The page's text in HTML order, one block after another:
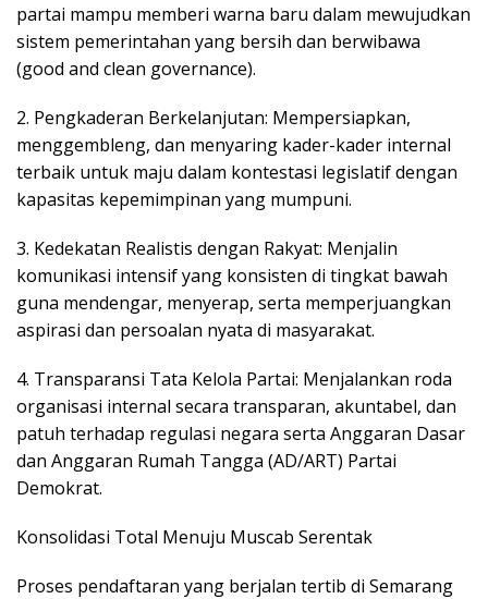
partai mampu memberi warna baru dalam mewujudkan
sistem pemerintahan yang bersih dan berwibawa
(good and clean governance).
2. ​Pengkaderan Berkelanjutan: Mempersiapkan,
menggembleng, dan menyaring kader-kader internal
terbaik untuk maju dalam kontestasi legislatif dengan
kapasitas kepemimpinan yang mumpuni.
3. ​Kedekatan Realistis dengan Rakyat: Menjalin
komunikasi intensif yang konsisten di tingkat bawah
guna mendengar, menyerap, serta memperjuangkan
aspirasi dan persoalan nyata di masyarakat.
​4. Transparansi Tata Kelola Partai: Menjalankan roda
organisasi internal secara transparan, akuntabel, dan
patuh terhadap regulasi negara serta Anggaran Dasar
dan Anggaran Rumah Tangga (AD/ART) Partai
Demokrat.
​Konsolidasi Total Menuju Muscab Serentak
​Proses pendaftaran yang berjalan tertib di Semarang